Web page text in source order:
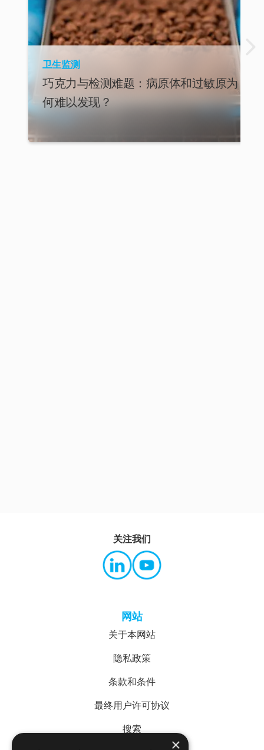
卫生监测
巧克力与检测难题：病原体和过敏原为
何难以发现？
网站
关于本网站
隐私政策
条款和条件
最终用户许可协议
搜索
关注我们
×